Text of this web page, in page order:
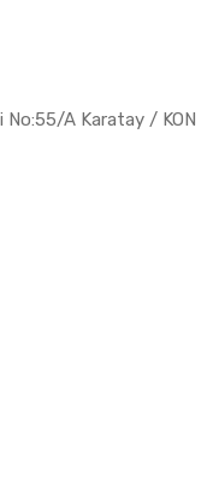
No:55/A Karatay / KON